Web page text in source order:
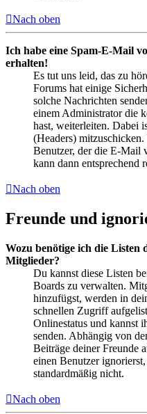
Nach oben
Ich habe eine Spam-E-Mail
erhalten!
Es tut uns leid, das zu
Forums hat einige
solche Nachrichten
einem Administrator die
hast, weiterleiten. Dabei
(Headers)
Benutzer, der die E-Mail
kann dann entsprechend
Nach oben
Freunde und
Wozu benötige ich die
Mitglieder?
Du kannst diese Listen
Boards zu verwalten.
hinzufügst, werden in
schnellen Zugriff
Onlinestatus und kannst
senden. Abhängig von
Beiträge deiner Freunde
einen Benutzer
standardmäßig nicht.
Nach oben